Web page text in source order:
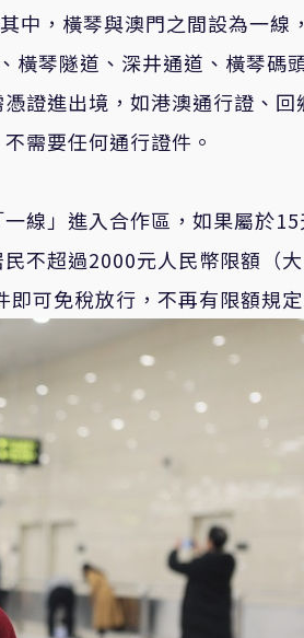
中，橫琴與澳門之間設為一線
橫琴隧道、深井通道、橫琴碼
證進出境，如港澳通行證、回
需要任何通行證件。
線」進入合作區，如果屬於
不超過2000元人民幣限額（
可免稅放行，不再有限額規